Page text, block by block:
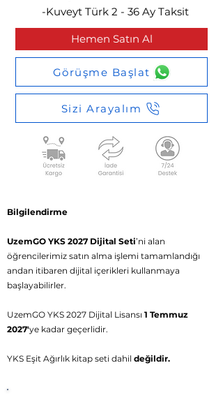
-Kuveyt Türk 2 - 36 Ay Taksit
Hemen Satın Al
Görüşme Başlat
Sizi Arayalım
Bilgilendirme
UzemGO YKS 2027 Dijital Seti’ni alan
öğrencilerimiz satın alma işlemi tamamlandığı
andan itibaren dijital içerikleri kullanmaya
başlayabilirler.
UzemGO YKS 2027 Dijital Lisansı 1 Temmuz
2027'ye kadar geçerlidir.
YKS Eşit Ağırlık kitap seti dahil değildir.